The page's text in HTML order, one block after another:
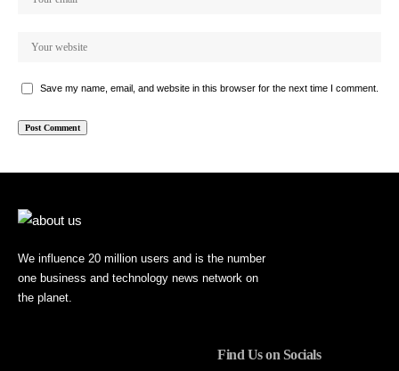
Save my name, email, and website in this browser for the next time I comment.
We influence 20 million users and is the number
one business and technology news network on
the planet.
Find Us on Socials